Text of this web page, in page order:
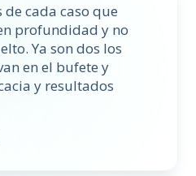
cada caso que
profundidad y no
Ya son dos los
en el bufete y
y resultados